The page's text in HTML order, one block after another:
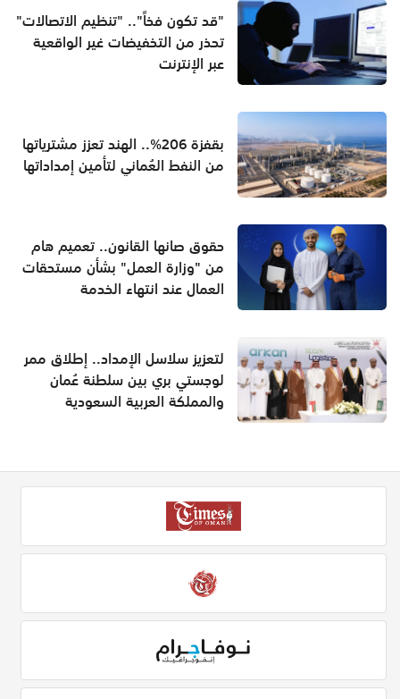
"قد تكون فخاً".. "تنظيم الاتصالات"
تحذر من التخفيضات غير الواقعية
عبر الإنترنت
بقفزة 206%.. الهند تعزز مشترياتها
من النفط العُماني لتأمين إمداداتها
حقوق صانها القانون.. تعميم هام
من "وزارة العمل" بشأن مستحقات
العمال عند انتهاء الخدمة
لتعزيز سلاسل الإمداد.. إطلاق ممر
لوجستي بري بين سلطنة عُمان
والمملكة العربية السعودية